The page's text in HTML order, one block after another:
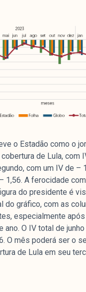
o Estadão como o
de Lula, com
com um IV de –
1,56. A ferocidade
do presidente é
do gráfico, com as
especialmente
ano. O IV total de
O mês poderá ser o
de Lula em seu